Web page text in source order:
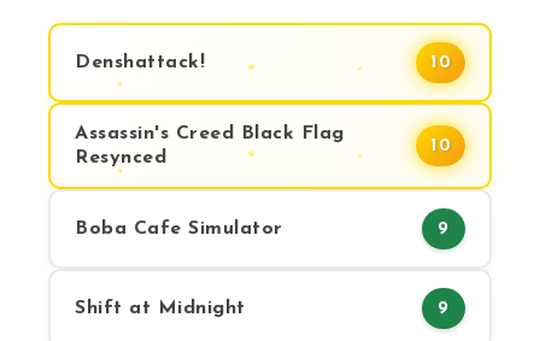
Denshattack! 10
Assassin's Creed Black Flag
Resynced
10
Boba Cafe Simulator 9
Shift at Midnight 9